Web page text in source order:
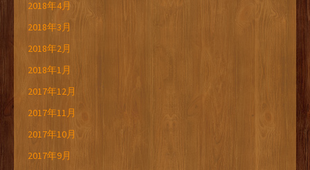
2018年4月
2018年3月
2018年2月
2018年1月
2017年12月
2017年11月
2017年10月
2017年9月